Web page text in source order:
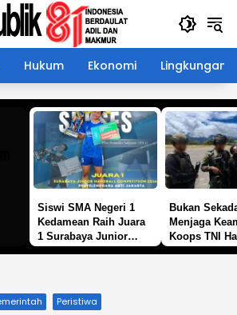
Hukum Ekonomi Lingkungan
Siswi SMA Negeri 1
Kedamean Raih Juara
1 Surabaya Junior
Bukan
Menjaga
Koops TNI
Peristiwa